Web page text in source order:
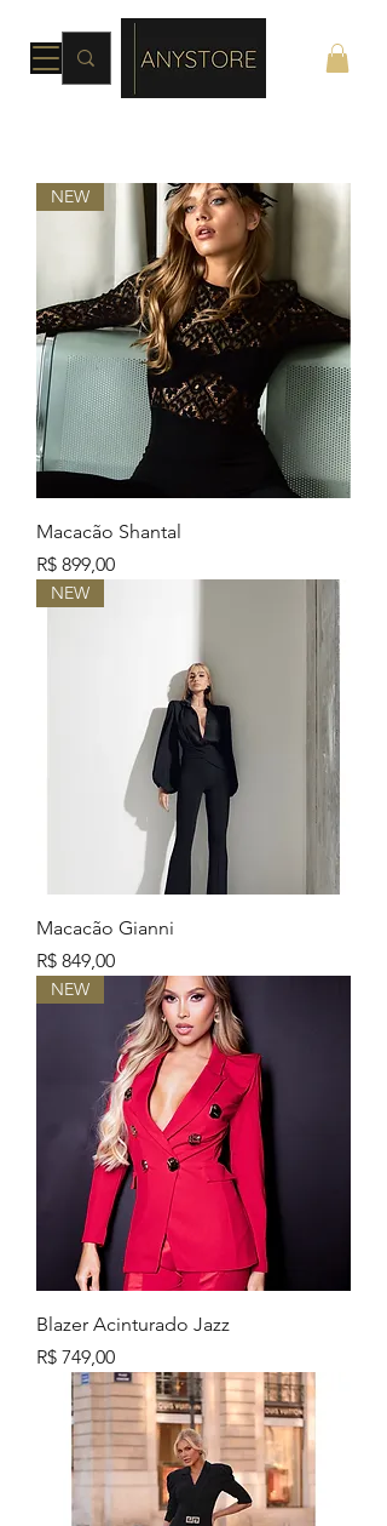
NEW
Macacão Shantal
Preço
R$ 899,00
NEW
Macacão Gianni
Preço
R$ 849,00
NEW
Blazer Acinturado Jazz
Preço
R$ 749,00